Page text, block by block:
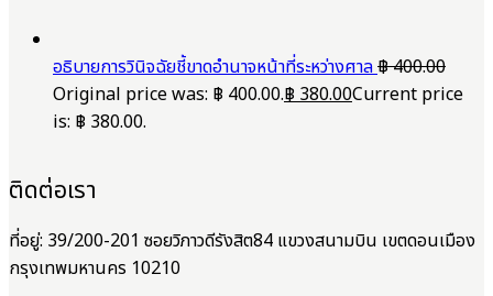
อธิบายการวินิจฉัยชี้ขาดอำนาจหน้าที่ระหว่างศาล฿400.00
Original price was: ฿ 400.00.฿380.00Current price
is: ฿ 380.00.
ติดต่อเรา
ที่อยู่: 39/200-201 ซอยวิภาวดีรังสิต84 แขวงสนามบิน เขตดอนเมือง
กรุงเทพมหานคร 10210